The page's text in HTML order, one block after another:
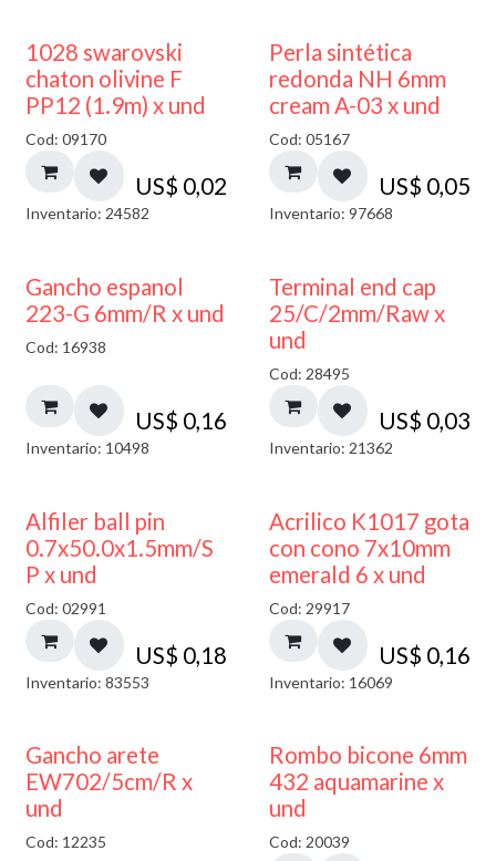
1028 swarovski
chaton olivine F
PP12 (1.9m) x und
Cod: 09170
US$ 0,02
Inventario: 24582
Perla sintética
redonda NH 6mm
cream A-03 x und
Cod: 05167
US$ 0,05
Inventario: 97668
Gancho espanol
223-G 6mm/R x und
Cod: 16938
US$ 0,16
Inventario: 10498
Terminal end cap
25/C/2mm/Raw x
und
Cod: 28495
US$ 0,03
Inventario: 21362
Alfiler ball pin
0.7x50.0x1.5mm/S
P x und
Cod: 02991
US$ 0,18
Inventario: 83553
Acrilico K1017 gota
con cono 7x10mm
emerald 6 x und
Cod: 29917
US$ 0,16
Inventario: 16069
Gancho arete
EW702/5cm/R x
und
Cod: 12235 50% DESCUENTO
Rombo bicone 6mm
432 aquamarine x
und
Cod: 20039